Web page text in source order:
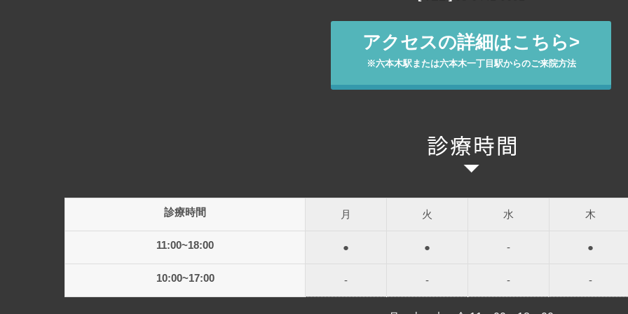
アクセスの詳細はこちら>
※六本木駅または六本木一丁目駅からのご来院方法
診療時間 月 火 水 木
11:00~18:00 ● ● - ●
10:00~17:00 - - - -